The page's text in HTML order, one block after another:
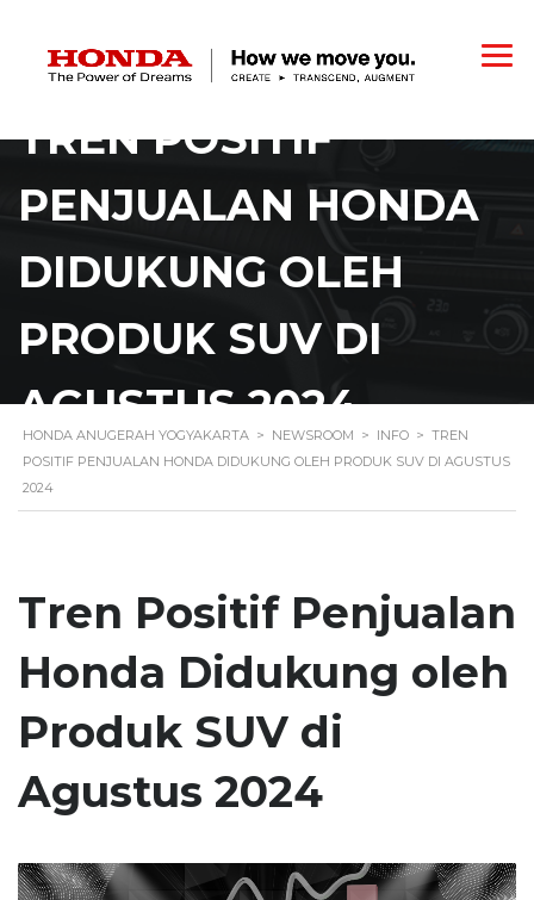
TREN POSITIF
PENJUALAN HONDA
DIDUKUNG OLEH
PRODUK SUV DI
AGUSTUS 2024
HONDA ANUGERAH YOGYAKARTA > NEWSROOM > INFO > TREN
POSITIF PENJUALAN HONDA DIDUKUNG OLEH PRODUK SUV DI AGUSTUS
2024
Tren Positif Penjualan
Honda Didukung oleh
Produk SUV di
Agustus 2024